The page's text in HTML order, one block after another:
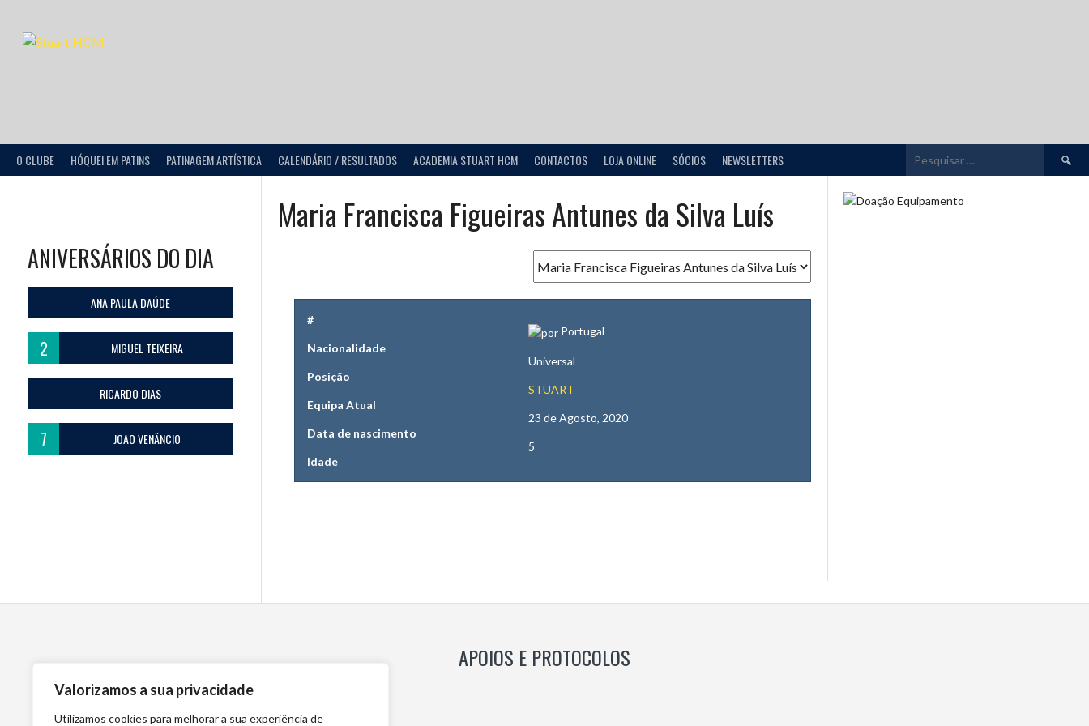
Valorizamos a sua privacidade
Utilizamos cookies para melhorar a sua experiência de
O CLUBE HÓQUEI EM PATINS PATINAGEM ARTÍSTICA CALENDÁRIO / RESULTADOS ACADEMIA STUART HCM CONTACTOS LOJA ONLINE SÓCIOS NEWSLETTERS
por:
Maria Francisca Figueiras Antunes da Silva Luís
#
Nacionalidade
Portugal
Posição
Universal
Equipa Atual
STUART
Data de nascimento
23 de Agosto, 2020
Idade
5
ANIVERSÁRIOS DO DIA
ANA PAULA DAÚDE
2 MIGUEL TEIXEIRA
RICARDO DIAS
7 JOÃO VENÂNCIO
APOIOS E PROTOCOLOS